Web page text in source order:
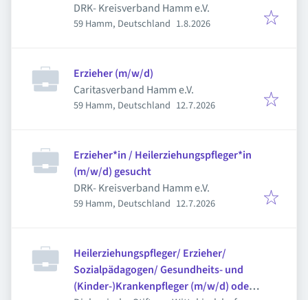
DRK- Kreisverband Hamm e.V.
59 Hamm, Deutschland Veröffentlicht
1.8.2026
Erzieher (m/w/d)
Caritasverband Hamm e.V.
59 Hamm, Deutschland Veröffentlicht
12.7.2026
Erzieher*in / Heilerziehungspfleger*in
(m/w/d) gesucht
DRK- Kreisverband Hamm e.V.
59 Hamm, Deutschland Veröffentlicht
12.7.2026
Heilerziehungspfleger/ Erzieher/
Sozialpädagogen/ Gesundheits- und
(Kinder-)Krankenpfleger (m/w/d) oder